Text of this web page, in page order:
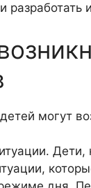
разработать
могут
Дети,